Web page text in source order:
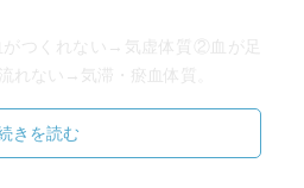
がつくれない→気虚体質②血が足
れない→気滞・瘀血体質。
ちろん、体質そのものの改善に
きを読む